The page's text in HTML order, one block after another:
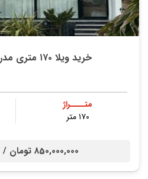
خرید ویلا ۱۷۰ متری مدرن در انار جار نور
متــــراژ
۱۷۰ متر
850,000,000 تومان /